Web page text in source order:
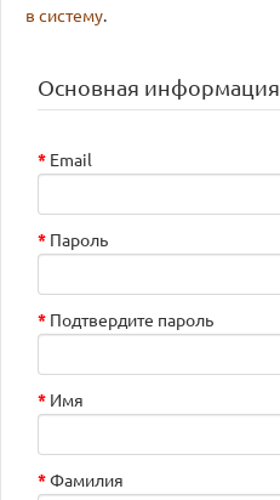
в систему.
Основная информация
Email
Пароль
Подтвердите пароль
Имя
Фамилия